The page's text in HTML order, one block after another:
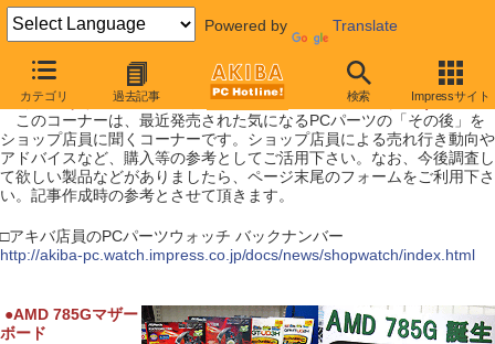
Powered by Translate
カテゴリ 過去記事 検索 Impressサイト
【 2009年9月12日号 】
アキバ店員のPCパーツウォッチ（ AMD 785Gマザー ）
このコーナーは、最近発売された気になるPCパーツの「その後」を
ショップ店員に聞くコーナーです。ショップ店員による売れ行き動向や
アドバイスなど、購入等の参考としてご活用下さい。なお、今後調査し
て欲しい製品などがありましたら、ページ末尾のフォームをご利用下さ
い。記事作成時の参考とさせて頂きます。
□アキバ店員のPCパーツウォッチ バックナンバー
http://akiba-pc.watch.impress.co.jp/docs/news/shopwatch/index.html
●AMD 785Gマザー
ボード